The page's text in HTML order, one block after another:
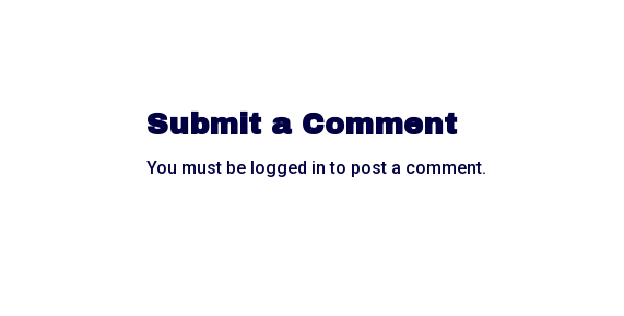
Submit a Comment
You must be logged in to post a comment.